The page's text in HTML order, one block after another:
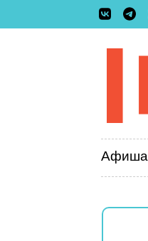
Афиша